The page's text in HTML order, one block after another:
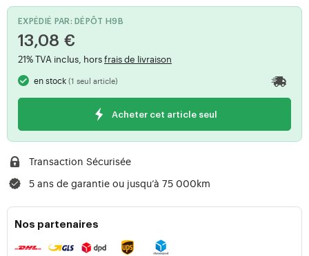
EXPÉDIÉ PAR: DÉPÔT H9B
13,08 €
21% TVA inclus, horsfrais de livraison
en stock(1 seul article)
Acheter cet article seul
Transaction Sécurisée
5 ans de garantie ou jusqu’à 75 000km
Nos partenaires